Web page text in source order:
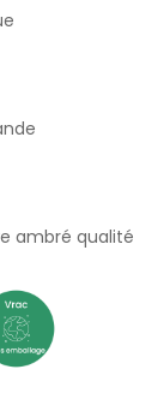
ambré qualité